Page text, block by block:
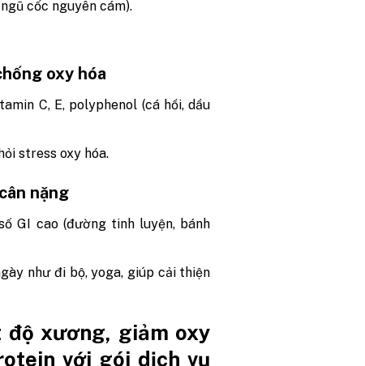
cốc nguyên cám).
oxy hóa
C, E, polyphenol (cá hồi, dầu
stress oxy hóa.
nặng
GI cao (đường tinh luyện, bánh
như đi bộ, yoga, giúp cải thiện
xương, giảm oxy
với gói dịch vụ